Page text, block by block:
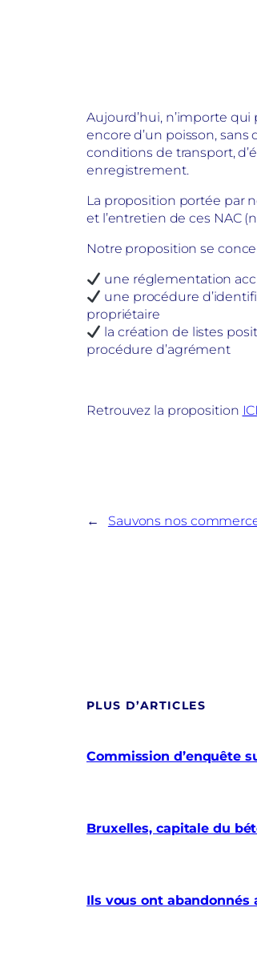
Aujourd’hui, n’importe qui
encore d’un poisson,
conditions de transport,
enregistrement.
La proposition portée par
et l’entretien de ces NAC
Notre proposition se
une réglementation
une procédure
propriétaire
la création de listes
procédure d’agrément
Retrouvez la proposition ICI
← Sauvons nos
PLUS D’ARTICLES
Commission d’enquête
Bruxelles, capitale du
Ils vous ont abandonnés